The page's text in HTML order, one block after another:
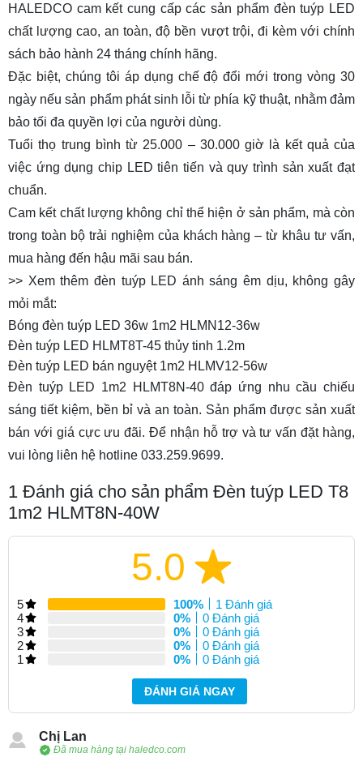
HALEDCO cam kết cung cấp các sản phẩm đèn tuýp LED
chất lượng cao, an toàn, độ bền vượt trội, đi kèm với chính
sách bảo hành 24 tháng chính hãng.
Đặc biệt, chúng tôi áp dụng chế độ đổi mới trong vòng 30
ngày nếu sản phẩm phát sinh lỗi từ phía kỹ thuật, nhằm đảm
bảo tối đa quyền lợi của người dùng.
Tuổi thọ trung bình từ 25.000 – 30.000 giờ là kết quả của
việc ứng dụng chip LED tiên tiến và quy trình sản xuất đạt
chuẩn.
Cam kết chất lượng không chỉ thể hiện ở sản phẩm, mà còn
trong toàn bộ trải nghiệm của khách hàng – từ khâu tư vấn,
mua hàng đến hậu mãi sau bán.
>> Xem thêm đèn tuýp LED ánh sáng êm dịu, không gây
mỏi mắt:
Bóng đèn tuýp LED 36w 1m2 HLMN12-36w
Đèn tuýp LED HLMT8T-45 thủy tinh 1.2m
Đèn tuýp LED bán nguyệt 1m2 HLMV12-56w
Đèn tuýp LED 1m2 HLMT8N-40 đáp ứng nhu cầu chiếu
sáng tiết kiệm, bền bỉ và an toàn. Sản phẩm được sản xuất
bán với giá cực ưu đãi. Để nhận hỗ trợ và tư vấn đặt hàng,
vui lòng liên hệ hotline 033.259.9699.
1 Đánh giá cho sản phẩm Đèn tuýp LED T8
1m2 HLMT8N-40W
5.0
5 100%
1 Đánh giá
4
0%
0 Đánh giá
3
0%
0 Đánh giá
2
0%
0 Đánh giá
1
0% 0 Đánh giá
ĐÁNH GIÁ NGAY
Chị Lan
Đã mua hàng tại haledco.com